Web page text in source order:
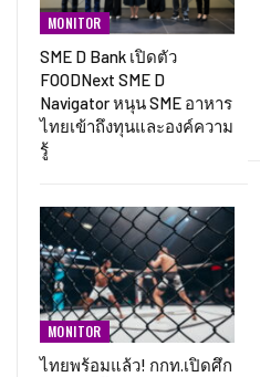
MONITOR
SME D Bank เปิดตัว
FOODNext SME D
Navigator หนุน SME อาหาร
ไทยเข้าถึงทุนและองค์ความ
รู้
MONITOR
ไทยพร้อมแล้ว! กกท.เปิดศึก